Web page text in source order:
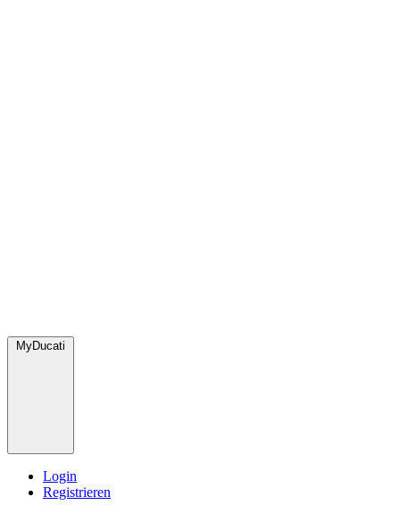
MyDucati
Login
Registrieren